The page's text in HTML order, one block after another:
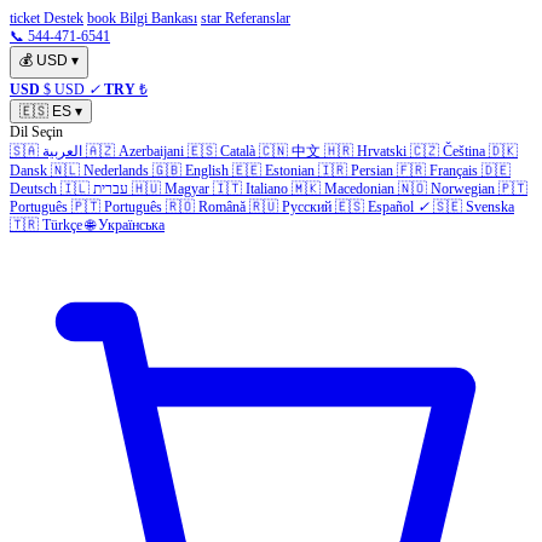
ticket Destek book Bilgi Bankası star Referanslar
📞 544-471-6541
💰 USD ▾
USD $ USD ✓ TRY ₺
🇪🇸 ES ▾
Dil Seçin
🇸🇦 العربية 🇦🇿 Azerbaijani 🇪🇸 Català 🇨🇳 中文 🇭🇷 Hrvatski 🇨🇿 Čeština 🇩🇰
Dansk 🇳🇱 Nederlands 🇬🇧 English 🇪🇪 Estonian 🇮🇷 Persian 🇫🇷 Français 🇩🇪
Deutsch 🇮🇱 עברית 🇭🇺 Magyar 🇮🇹 Italiano 🇲🇰 Macedonian 🇳🇴 Norwegian 🇵🇹
Português 🇵🇹 Português 🇷🇴 Română 🇷🇺 Русский 🇪🇸 Español ✓ 🇸🇪 Svenska
🇹🇷 Türkçe 🌐 Українська